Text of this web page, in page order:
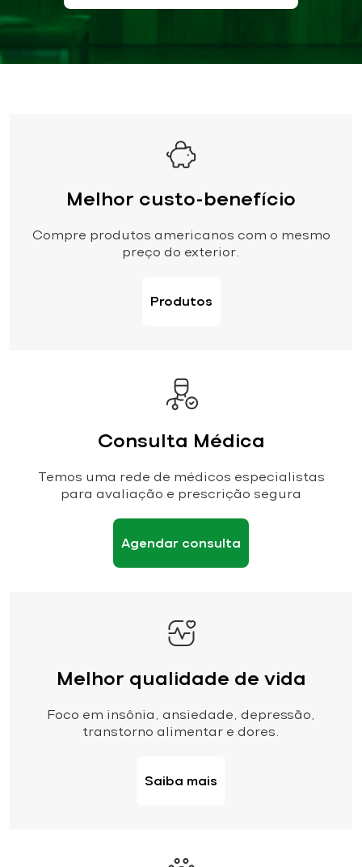
Melhor custo-benefício
Compre produtos americanos com o mesmo
preço do exterior.
Produtos
Consulta Médica
Temos uma rede de médicos especialistas
para avaliação e prescrição segura
Agendar consulta
Melhor qualidade de vida
Foco em insônia, ansiedade, depressão,
transtorno alimentar e dores.
Saiba mais